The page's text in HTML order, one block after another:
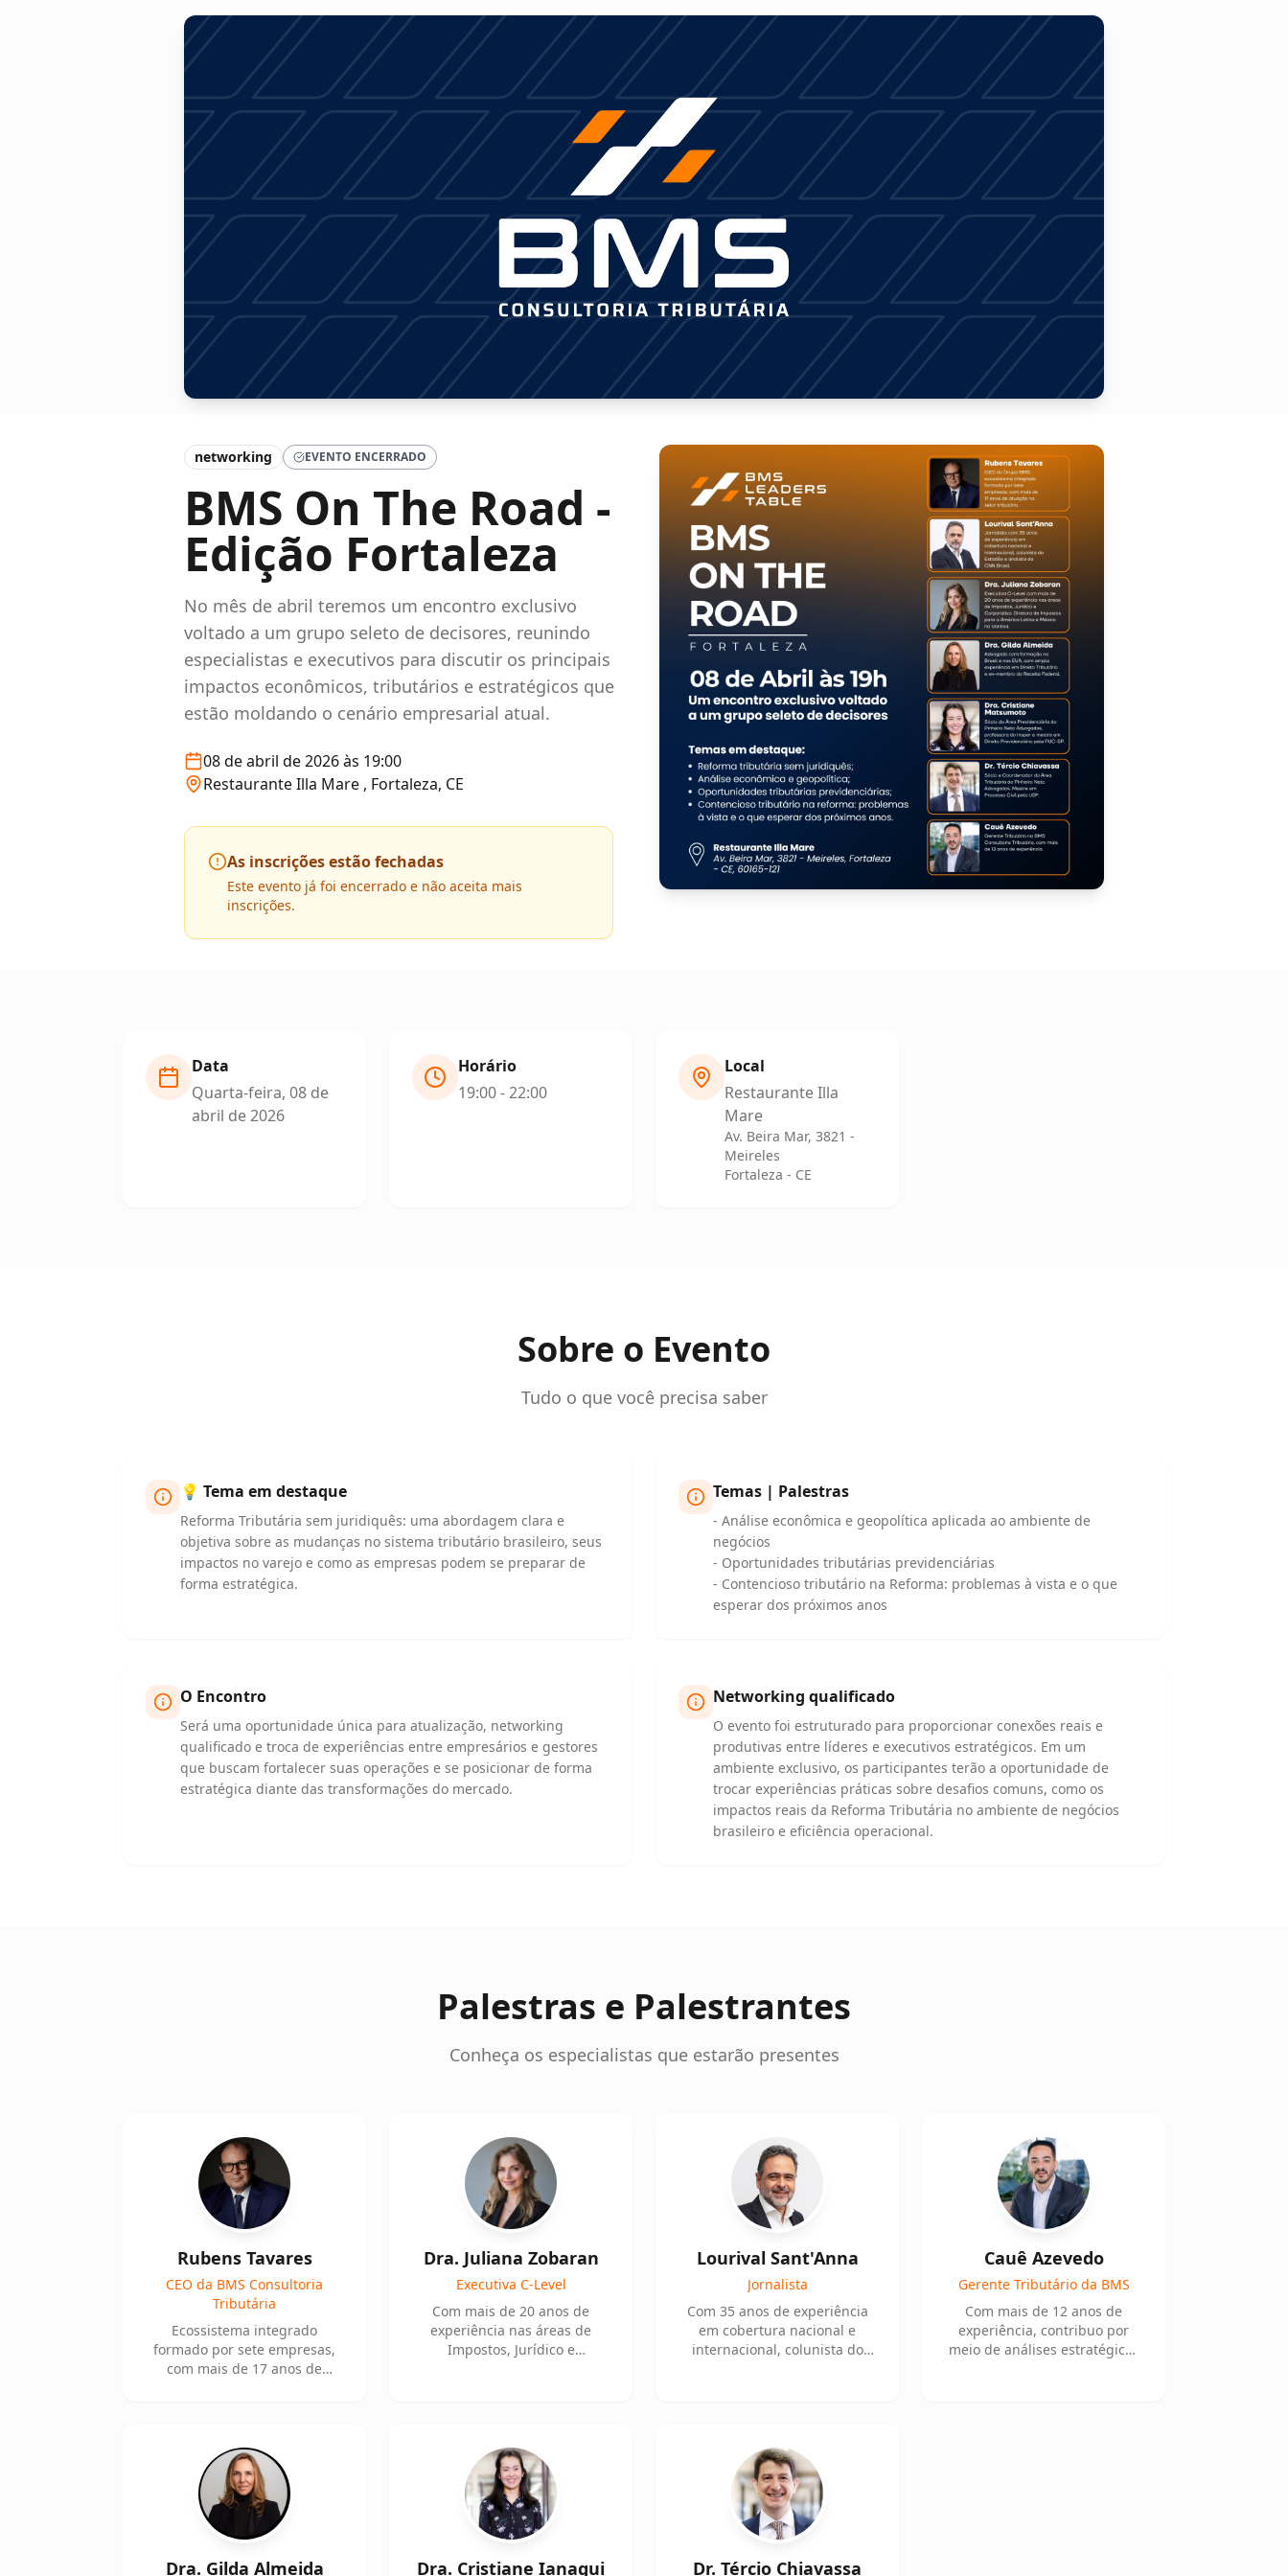
networking EVENTO ENCERRADO
BMS On The Road -
Edição Fortaleza
No mês de abril teremos um encontro exclusivo
voltado a um grupo seleto de decisores, reunindo
especialistas e executivos para discutir os principais
impactos econômicos, tributários e estratégicos que
estão moldando o cenário empresarial atual.
08 de abril de 2026 às 19:00
Restaurante Illa Mare , Fortaleza, CE
As inscrições estão fechadas
Este evento já foi encerrado e não aceita mais
inscrições.
Data
quarta-feira, 08 de
abril de 2026
Horário
19:00 - 22:00
Local
Restaurante Illa
Mare
Av. Beira Mar, 3821 -
Meireles
Fortaleza - CE
Sobre o Evento
Tudo o que você precisa saber
💡 Tema em destaque
Reforma Tributária sem juridiquês: uma abordagem clara e
objetiva sobre as mudanças no sistema tributário brasileiro, seus
impactos no varejo e como as empresas podem se preparar de
forma estratégica.
Temas | Palestras
- Análise econômica e geopolítica aplicada ao ambiente de
negócios
- Oportunidades tributárias previdenciárias
- Contencioso tributário na Reforma: problemas à vista e o que
esperar dos próximos anos
O Encontro
Será uma oportunidade única para atualização, networking
qualificado e troca de experiências entre empresários e gestores
que buscam fortalecer suas operações e se posicionar de forma
estratégica diante das transformações do mercado.
Networking qualificado
O evento foi estruturado para proporcionar conexões reais e
produtivas entre líderes e executivos estratégicos. Em um
ambiente exclusivo, os participantes terão a oportunidade de
trocar experiências práticas sobre desafios comuns, como os
impactos reais da Reforma Tributária no ambiente de negócios
brasileiro e eficiência operacional.
Palestras e Palestrantes
Conheça os especialistas que estarão presentes
Rubens Tavares
CEO da BMS Consultoria
Tributária
Ecossistema integrado
formado por sete empresas,
com mais de 17 anos de
Dra. Juliana Zobaran
Executiva C-Level
Com mais de 20 anos de
experiência nas áreas de
Impostos, Jurídico e
Lourival Sant'Anna
Jornalista
Com 35 anos de experiência
em cobertura nacional e
internacional, colunista do
Cauê Azevedo
Gerente Tributário da BMS
Com mais de 12 anos de
experiência, contribuo por
meio de análises estratégicas
Dra. Gilda Almeida
Dra. Cristiane Ianagui
Dr. Tércio Chiavassa